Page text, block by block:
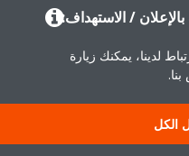
/ الاستهداف:
لدينا، يمكنك زيارة
الكل